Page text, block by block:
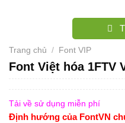
Trang chủ / Font VIP
Font Việt hóa 1FTV
Tải về sử dụng miễn phí
Định hướng của FontVN